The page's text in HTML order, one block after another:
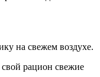
на свежем воздухе.
рацион свежие